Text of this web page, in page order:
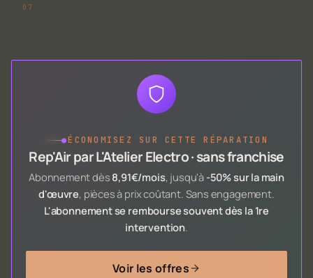
●ÉCONOMISEZ SUR CETTE RÉPARATION
Rep'Air par L'Atelier Electro · sans franchise
Abonnement dès 8,91€/mois, jusqu'à -50% sur la main
d'œuvre, pièces à prix coûtant. Sans engagement.
L'abonnement se rembourse souvent dès la 1re
intervention.
Voir les offres